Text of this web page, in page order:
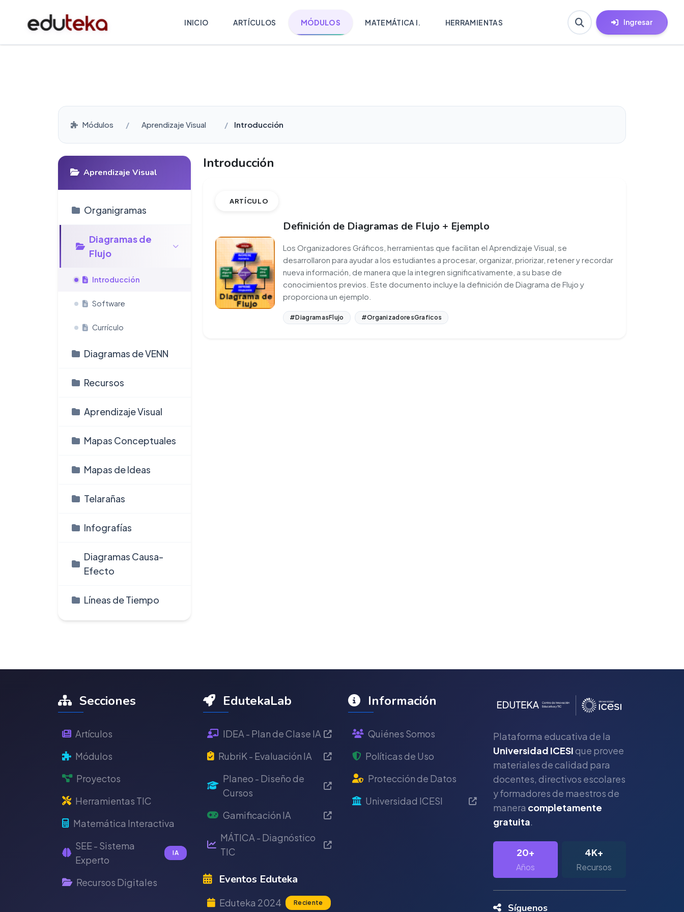
INICIO ARTÍCULOS MÓDULOS MATEMÁTICA I. HERRAMIENTAS Ingresar
Módulos Aprendizaje Visual Introducción
Aprendizaje Visual
Organigramas
Diagramas de
Flujo
Introducción
Software
Currículo
Diagramas de VENN
Recursos
Aprendizaje Visual
Mapas Conceptuales
Mapas de Ideas
Telarañas
Infografí­as
Diagramas Causa-
Efecto
Líneas de Tiempo
Introducción
ARTÍCULO
Definición de Diagramas de Flujo + Ejemplo
Los Organizadores Gráficos, herramientas que facilitan el Aprendizaje Visual, se
desarrollaron para ayudar a los estudiantes a procesar, organizar, priorizar, retener y recordar
nueva información, de manera que la integren significativamente, a su base de
conocimientos previos. Este documento incluye la definición de Diagrama de Flujo y
proporciona un ejemplo.
#DiagramasFlujo #OrganizadoresGraficos
Secciones
Artículos
Módulos
Proyectos
Herramientas TIC
Matemática Interactiva
SEE - Sistema
Experto
IA
Recursos Digitales
EdutekaLab
IDEA - Plan de Clase IA
RubriK - Evaluación IA
Planeo - Diseño de
Cursos
Gamificación IA
MÁTICA - Diagnóstico
TIC
Eventos Eduteka
Eduteka 2024 Reciente
Información
Quiénes Somos
Políticas de Uso
Protección de Datos
Universidad ICESI
Plataforma educativa de la
Universidad ICESIque provee
materiales de calidad para
docentes, directivos escolares
y formadores de maestros de
manera completamente
gratuita.
20+
Años
4K+
Recursos
Síguenos